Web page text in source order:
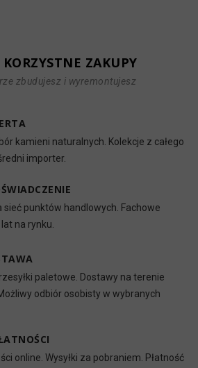
ZAKUPY
zbudujesz i wyremontujesz
kamieni naturalnych. Kolekcje z całego
importer.
sieć punktów handlowych. Fachowe
na rynku.
paletowe. Dostawy na terenie
odbiór osobisty w wybranych
online. Wysyłki za pobraniem. Płatność